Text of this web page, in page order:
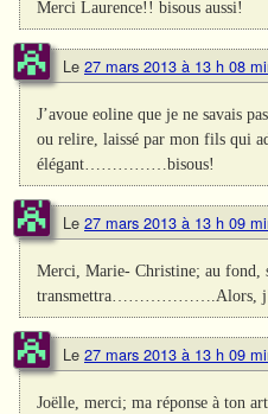
Merci Laurence!! bisous aussi!
Le 27 mars 2013 à 13 h 08
J’avoue eoline que je ne savais
ou relire, laissé par mon fils qui
élégant……………bisous!
Le 27 mars 2013 à 13 h 09
Merci, Marie- Christine; au fond,
transmettra……………….Alors,
Le 27 mars 2013 à 13 h 09
Joëlle, merci; ma réponse à ton